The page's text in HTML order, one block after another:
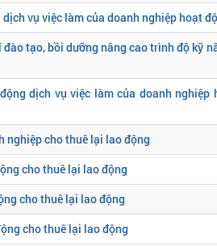
vụ việc làm của doanh nghiệp hoạt
tạo, bồi dưỡng nâng cao trình độ kỹ
dịch vụ việc làm của doanh nghiệp
nghiệp cho thuê lại lao động
cho thuê lại lao động
cho thuê lại lao động
cho thuê lại lao động